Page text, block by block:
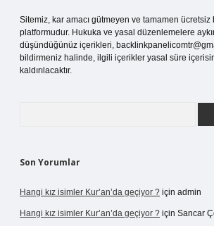
Sitemiz, kar amacı gütmeyen ve tamamen ücretsiz
platformudur. Hukuka ve yasal düzenlemelere
düşündüğünüz içerikleri,
bildirmeniz halinde, ilgili içerikler yasal süre
kaldırılacaktır.
Son Yorumlar
Hangi kız isimler Kur’an’da geçiyor ? için admin
Hangi kız isimler Kur’an’da geçiyor ? için Sancar